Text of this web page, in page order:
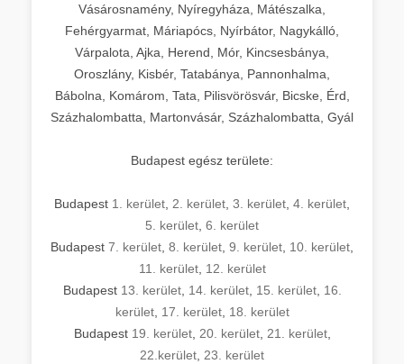
Vásárosnamény, Nyíregyháza, Mátészalka,
Fehérgyarmat, Máriapócs, Nyírbátor, Nagykálló,
Várpalota, Ajka, Herend, Mór, Kincsesbánya,
Oroszlány, Kisbér, Tatabánya, Pannonhalma,
Bábolna, Komárom, Tata, Pilisvörösvár, Bicske, Érd,
Százhalombatta, Martonvásár, Százhalombatta, Gyál
Budapest egész területe:
Budapest 1. kerület 2. kerület 3. kerület 4. kerület
5. kerület 6. kerület
Budapest 7. kerület 8. kerület 9. kerület 10. kerület
11. kerület, 12. kerület
Budapest 13. kerület, 14. kerület, 15. kerület, 16.
kerület, 17. kerület, 18. kerület
Budapest 19. kerület, 20. kerület, 21. kerület,
22.kerület 23. kerület